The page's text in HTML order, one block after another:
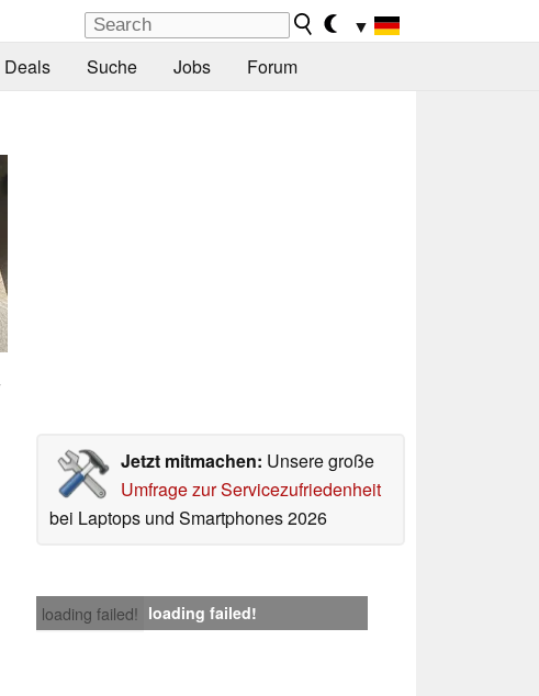
▼
Deals Suche Jobs Forum
Jetzt mitmachen: Unsere große
Umfrage zur Servicezufriedenheit
bei Laptops und Smartphones 2026
loading failed! loading failed!